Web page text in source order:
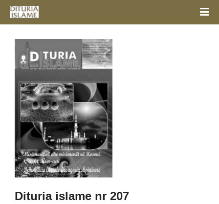
Dituria islame nr 207